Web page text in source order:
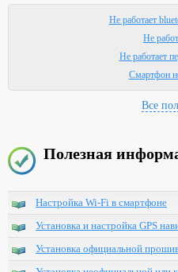
Не работает
Не
Не работает
Смартфон
Все
Полезная
Настройка Wi-Fi в смартфоне
Установка и настройка GPS
Установка официальной